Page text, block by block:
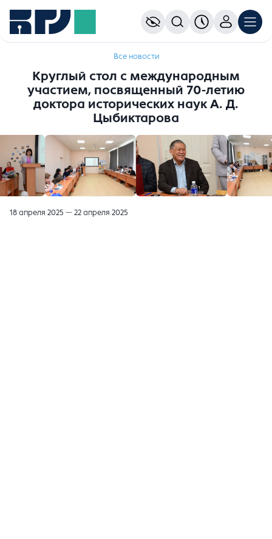
Все новости
Круглый стол с международным
участием, посвященный 70-летию
доктора исторических наук А. Д.
Цыбиктарова
18 апреля 2025 — 22 апреля 2025